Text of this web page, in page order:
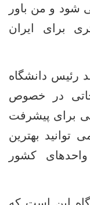
و من باور
برای ایران
دانشگاه
در خصوص
پیشرفت
بهترین
کشور